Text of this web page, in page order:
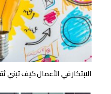
الابتكار في الأعمال كيف